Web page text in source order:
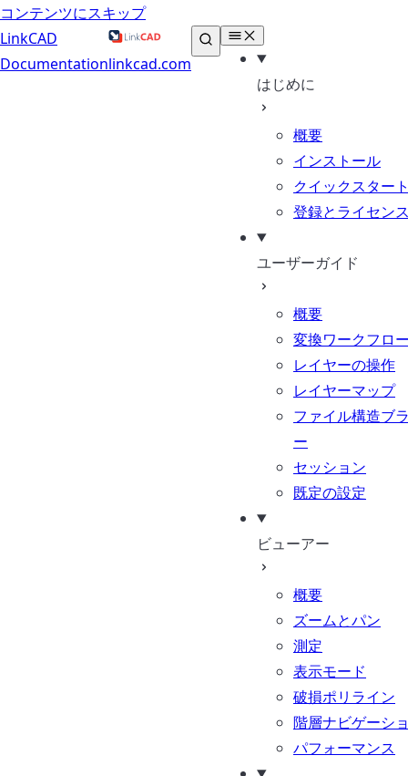
コンテンツにスキップ
LinkCAD
Documentationlinkcad.com
はじめに
概要
インストール
クイックスター
登録とライセン
ユーザーガイド
概要
変換ワークフロ
レイヤーの操作
レイヤーマップ
ファイル構造ブ
ー
セッション
既定の設定
ビューアー
概要
ズームとパン
測定
表示モード
破損ポリライン
階層ナビゲーシ
パフォーマンス